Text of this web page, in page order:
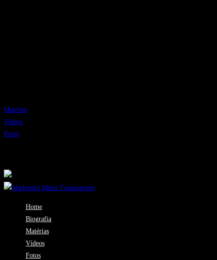
Matérias
Vídeos
Fotos
Home
Biografia
Matérias
Vídeos
Fotos